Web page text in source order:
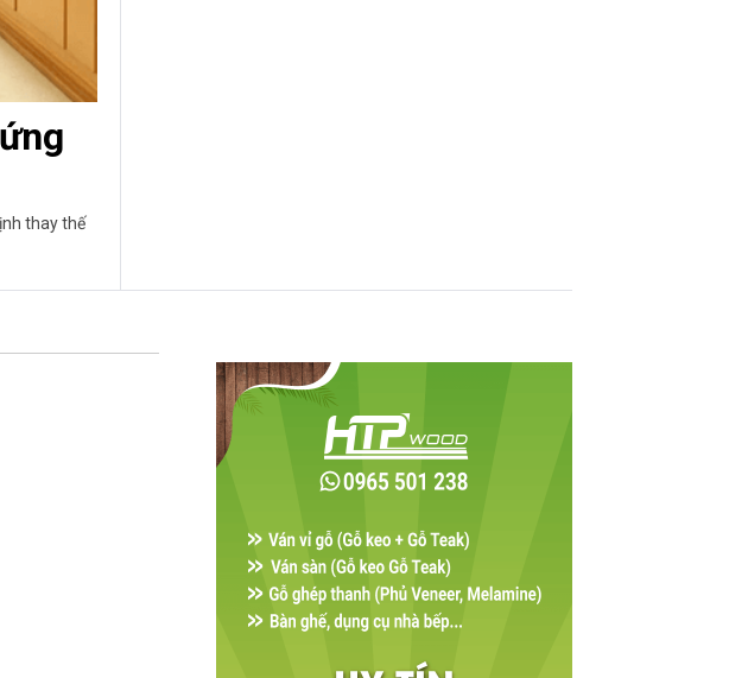
thay thế